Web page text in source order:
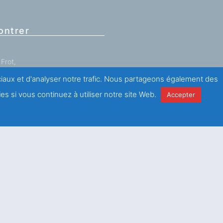
43 67 60 60
et d'analyser notre trafic. Nous partageons également des
si vous continuez à utiliser notre site Web.
Accepter